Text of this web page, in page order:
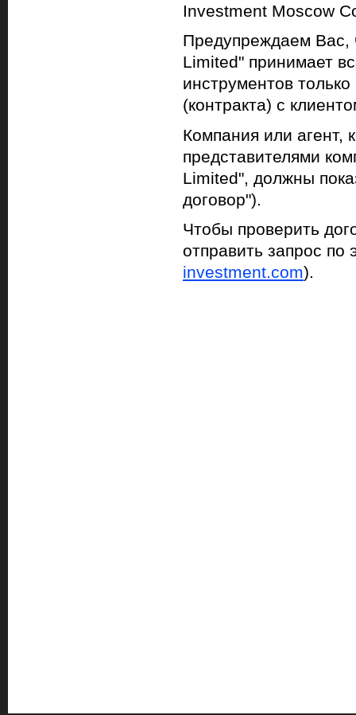
Investment Moscow
Предупреждаем Вас,
Limited" принимает
инструментов
(контракта) с
Компания или
представителями
Limited", должны
договор").
Чтобы проверить
отправить запрос по
investment.com).